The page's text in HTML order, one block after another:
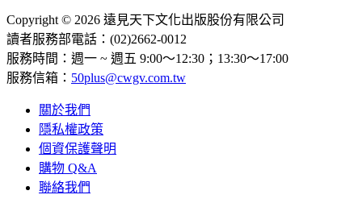
Copyright © 2026 遠見天下文化出版股份有限公司
讀者服務部電話：(02)2662-0012
服務時間：週一 ~ 週五 9:00～12:30；13:30～17:00
服務信箱： 50plus@cwgv.com.tw
關於我們
隱私權政策
個資保護聲明
購物 Q&A
聯絡我們